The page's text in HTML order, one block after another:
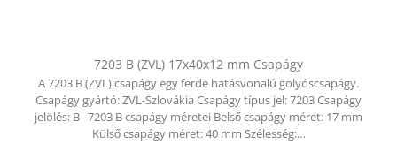
7203 B (ZVL) 17x40x12 mm Csapágy
A 7203 B (ZVL) csapágy egy ferde hatásvonalú golyóscsapágy.
Csapágy gyártó: ZVL-Szlovákia Csapágy típus jel: 7203 Csapágy
jelölés: B 7203 B csapágy méretei Belső csapágy méret: 17 mm
Külső csapágy méret: 40 mm Szélesség:…